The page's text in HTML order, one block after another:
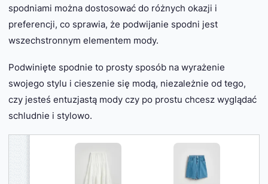
spodniami można dostosować do różnych okazji i
preferencji, co sprawia, że podwijanie spodni jest
wszechstronnym elementem mody.
Podwinięte spodnie to prosty sposób na wyrażenie
swojego stylu i cieszenie się modą, niezależnie od tego,
czy jesteś entuzjastą mody czy po prostu chcesz wyglądać
schludnie i stylowo.